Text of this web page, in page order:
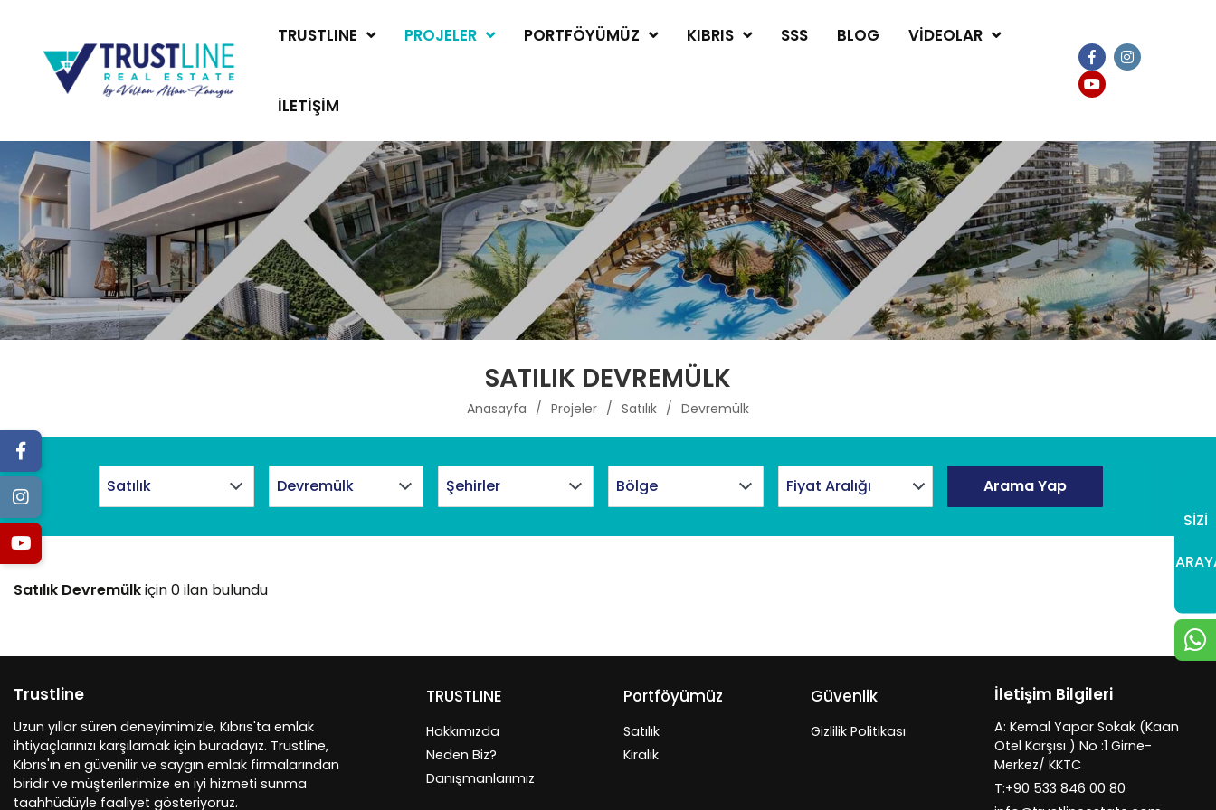
TRUSTLINE PROJELER PORTFÖYÜMÜZ KIBRIS SSS BLOG VIDEOLAR
İLETIŞIM
SATILIK DEVREMÜLK
Anasayfa Projeler Satılık Devremülk
SİZİ
Fiyat Aralığı Arama Yap
Satılık Devremülkiçin 0 ilan bulundu
Trustline
Uzun yıllar süren deneyimimizle, Kıbrıs'ta emlak
ihtiyaçlarınızı karşılamak için buradayız. Trustline,
Kıbrıs'ın en güvenilir ve saygın emlak firmalarından
biridir ve müşterilerimize en iyi hizmeti sunma
taahhüdüyle faaliyet gösteriyoruz.
TRUSTLINE
Hakkımızda
Neden Biz?
Danışmanlarımız
Portföyümüz
Satılık
Kiralık
Güvenlik
Gizlilik Politikası
İletişim Bilgileri
A: Kemal Yapar Sokak (Kaan
Otel Karşısı ) No :1 Girne-
Merkez/ KKTC
T:+90 533 846 00 80